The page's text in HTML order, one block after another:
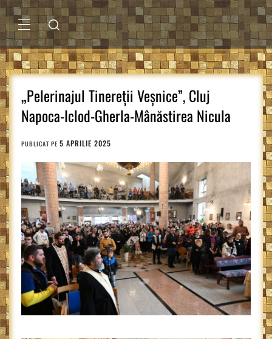
Sari
la
conținutMENIU
PRINCIPAL
„Pelerinajul Tinereții Veșnice”, Cluj
Napoca-Iclod-Gherla-Mânăstirea Nicula
PUBLICAT PE 5 APRILIE 2025